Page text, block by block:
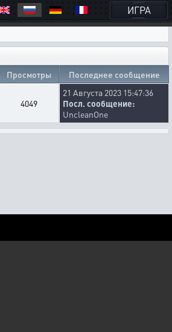
ИГРА
Просмотры Последнее сообщение
4049
21 Августа 2023 15:47:36
Посл. сообщение:
UncleanOne